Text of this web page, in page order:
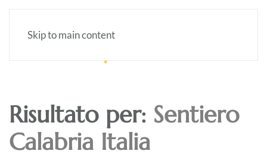
Skip to main content
Risultato per: Sentiero
Calabria Italia